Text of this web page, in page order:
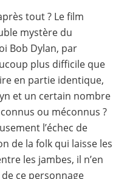
tout ? Le film
mystère du
Bob Dylan, par
plus difficile que
en partie identique,
et un certain nombre
ou méconnus ?
l’échec de
de la folk qui laisse les
les jambes, il n’en
ce personnage